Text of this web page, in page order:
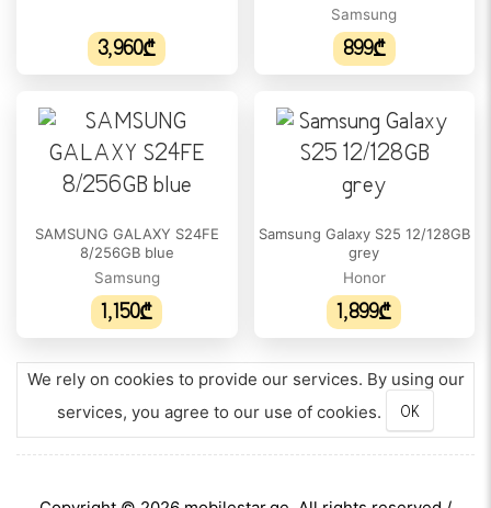
3,960₾
Samsung
899₾
SAMSUNG GALAXY S24FE
8/256GB blue
Samsung
1,150₾
Samsung Galaxy S25 12/128GB
grey
Honor
1,899₾
We rely on cookies to provide our services. By using our
services, you agree to our use of cookies.
OK